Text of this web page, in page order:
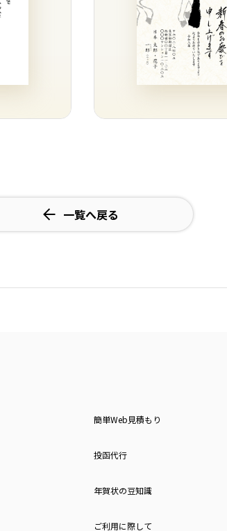
一覧へ戻る
簡単Web見積もり
投函代行
年賀状の豆知識
ご利用に際して